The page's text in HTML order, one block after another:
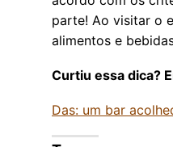
parte! Ao visitar o
alimentos e
Curtiu essa dica?
Das: um bar